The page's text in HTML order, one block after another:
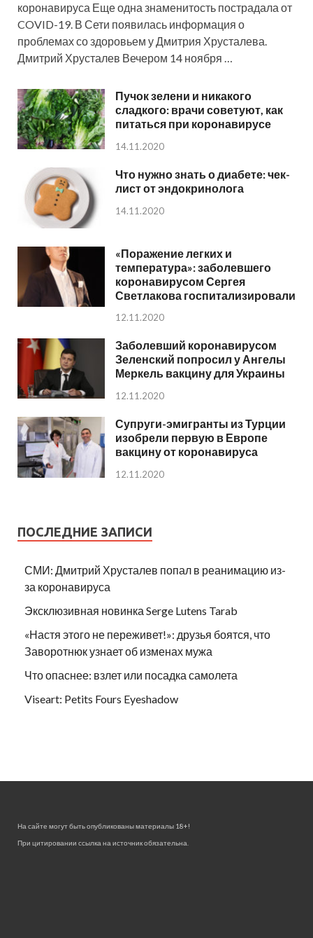
коронавируса Еще одна знаменитость пострадала от
COVID-19. В Сети появилась информация о
проблемах со здоровьем у Дмитрия Хрусталева.
Дмитрий Хрусталев Вечером 14 ноября …
Пучок зелени и никакого
сладкого: врачи советуют, как
питаться при коронавирусе
14.11.2020
Что нужно знать о диабете: чек-
лист от эндокринолога
14.11.2020
«Поражение легких и
температура»: заболевшего
коронавирусом Сергея
Светлакова госпитализировали
12.11.2020
Заболевший коронавирусом
Зеленский попросил у Ангелы
Меркель вакцину для Украины
12.11.2020
Супруги-эмигранты из Турции
изобрели первую в Европе
вакцину от коронавируса
12.11.2020
ПОСЛЕДНИЕ ЗАПИСИ
СМИ: Дмитрий Хрусталев попал в реанимацию из-
за коронавируса
Эксклюзивная новинка Serge Lutens Tarab
«Настя этого не переживет!»: друзья боятся, что
Заворотнюк узнает об изменах мужа
Что опаснее: взлет или посадка самолета
Viseart: Petits Fours Eyeshadow
На сайте могут быть опубликованы материалы 18+!
При цитировании ссылка на источник обязательна.